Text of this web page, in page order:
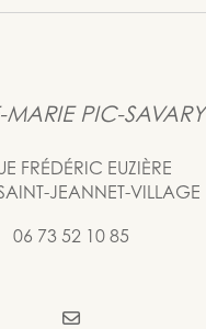
PIC-SAVARY
FRÉDÉRIC EUZIÈRE
JEANNET-VILLAGE
06 73 52 10 85